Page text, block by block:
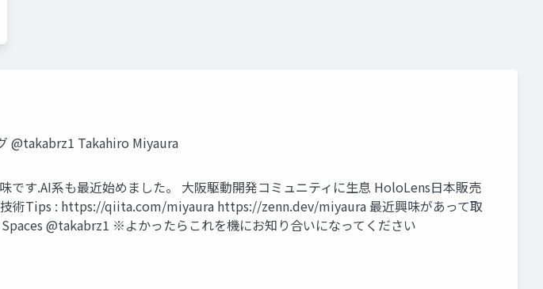
@takabrz1 Takahiro Miyaura
す.AI系も最近始めました。 大阪駆動開発コミュニティに生息 HoloLens日本販売
技術Tips : https://qiita.com/miyaura https://zenn.dev/miyaura 最近興味があって取
@takabrz1 ※よかったらこれを機にお知り合いになってください